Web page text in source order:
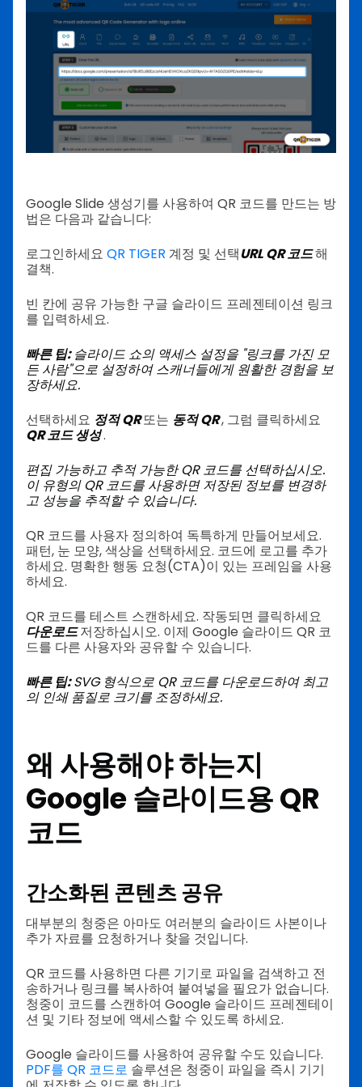
Google Slide 생성기를 사용하여 QR 코드를 만드는 방
법은 다음과 같습니다:
로그인하세요 QR TIGER 계정 및 선택URL QR 코드해
결책.
빈 칸에 공유 가능한 구글 슬라이드 프레젠테이션 링크
를 입력하세요.
빠른 팁:슬라이드 쇼의 액세스 설정을 "링크를 가진 모
든 사람"으로 설정하여 스캐너들에게 원활한 경험을 보
장하세요.
선택하세요 정적 QR또는 동적 QR, 그럼 클릭하세요
QR 코드 생성.
편집 가능하고 추적 가능한 QR 코드를 선택하십시오.
이 유형의 QR 코드를 사용하면 저장된 정보를 변경하
고 성능을 추적할 수 있습니다.
QR 코드를 사용자 정의하여 독특하게 만들어보세요.
패턴, 눈 모양, 색상을 선택하세요. 코드에 로고를 추가
하세요. 명확한 행동 요청(CTA)이 있는 프레임을 사용
하세요.
QR 코드를 테스트 스캔하세요. 작동되면 클릭하세요
다운로드저장하십시오. 이제 Google 슬라이드 QR 코
드를 다른 사용자와 공유할 수 있습니다.
빠른 팁:SVG 형식으로 QR 코드를 다운로드하여 최고
의 인쇄 품질로 크기를 조정하세요.
왜 사용해야 하는지
Google 슬라이드용 QR
코드
간소화된 콘텐츠 공유
대부분의 청중은 아마도 여러분의 슬라이드 사본이나
추가 자료를 요청하거나 찾을 것입니다.
QR 코드를 사용하면 다른 기기로 파일을 검색하고 전
송하거나 링크를 복사하여 붙여넣을 필요가 없습니다.
청중이 코드를 스캔하여 Google 슬라이드 프레젠테이
션 및 기타 정보에 액세스할 수 있도록 하세요.
Google 슬라이드를 사용하여 공유할 수도 있습니다.
PDF를 QR 코드로 솔루션은 청중이 파일을 즉시 기기